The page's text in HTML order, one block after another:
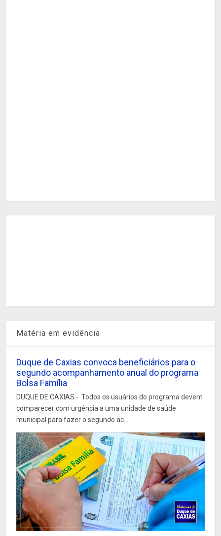
Matéria em evidência
Duque de Caxias convoca beneficiários para o
segundo acompanhamento anual do programa
Bolsa Família
DUQUE DE CAXIAS - Todos os usuários do programa devem
comparecer com urgência a uma unidade de saúde
municipal para fazer o segundo ac...